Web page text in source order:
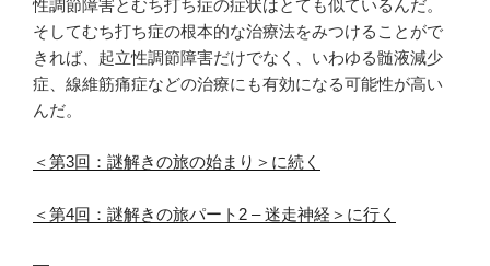
性調節障害とむち打ち症の症状はとても似ているんだ。
そしてむち打ち症の根本的な治療法をみつけることがで
きれば、起立性調節障害だけでなく、いわゆる髄液減少
症、線維筋痛症などの治療にも有効になる可能性が高い
んだ。
＜第3回：謎解きの旅の始まり＞に続く
＜第4回：謎解きの旅パート2 – 迷走神経＞に行く